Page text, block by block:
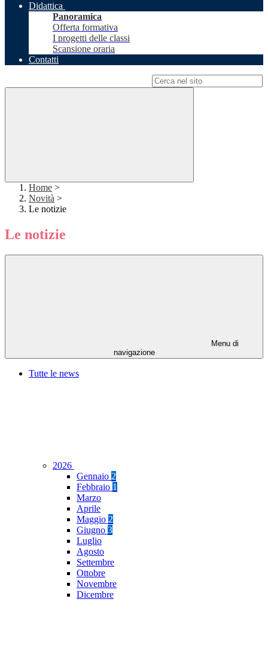
Didattica
Panoramica
Offerta formativa
I progetti delle classi
Scansione oraria
Contatti
Home >
Novità >
Le notizie
Le notizie
Menu di
navigazione
Tutte le news
2026
Gennaio 2
Febbraio 1
Marzo
Aprile
Maggio 2
Giugno 3
Luglio
Agosto
Settembre
Ottobre
Novembre
Dicembre